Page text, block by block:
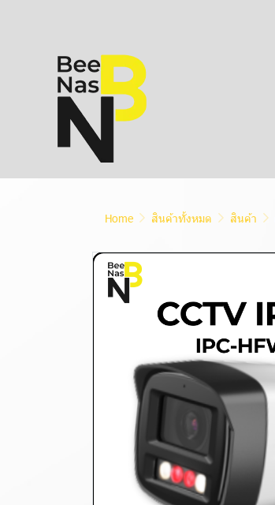
Home สินค้าทั้งหมด สินค้า